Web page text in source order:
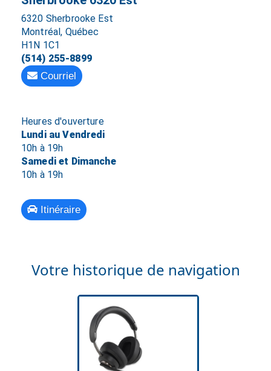
6320 Sherbrooke Est
Montréal, Québec
H1N 1C1
(514) 255-8899
Courriel
Heures d'ouverture
Lundi au Vendredi
10h à 19h
Samedi et Dimanche
10h à 19h
Itinéraire
Votre historique de navigation